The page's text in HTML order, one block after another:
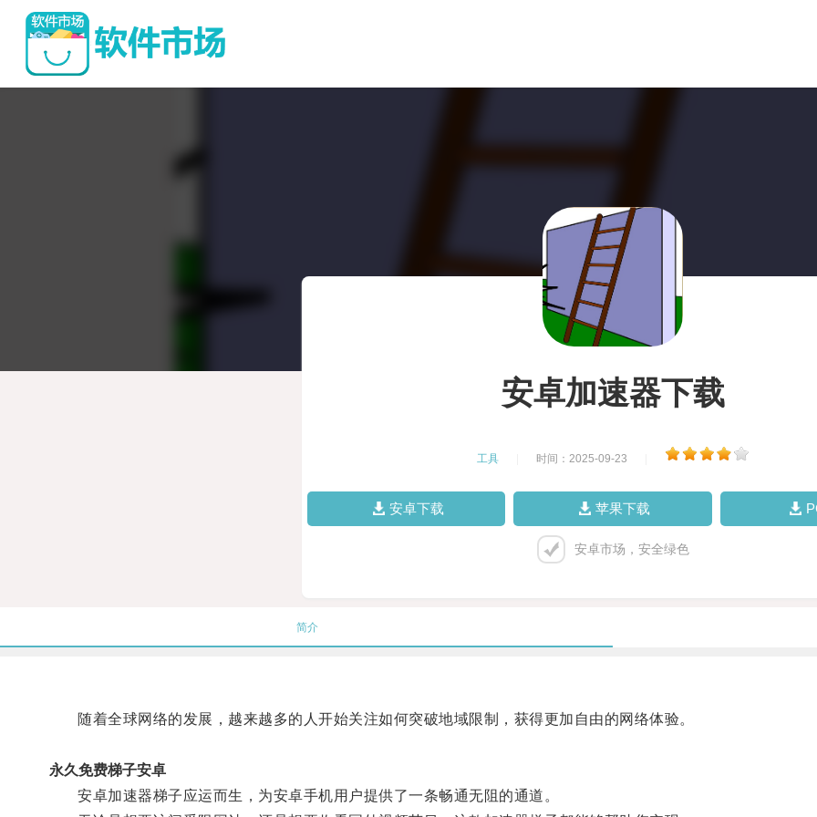
安卓加速器下载
工具 时间：2025-09-23
安卓下载 苹果下载
安卓市场，安全绿色
简介
随着全球网络的发展，越来越多的人开始关注如何突破地域限制，获得更加自由的网络体验。
永久免费梯子安卓
安卓加速器梯子应运而生，为安卓手机用户提供了一条畅通无阻的通道。